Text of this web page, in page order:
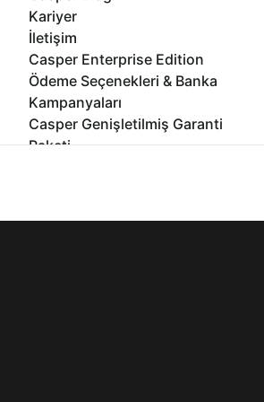
Kariyer
İletişim
Casper Enterprise Edition
Ödeme Seçenekleri & Banka
Kampanyaları
Casper Genişletilmiş Garanti
Paketi